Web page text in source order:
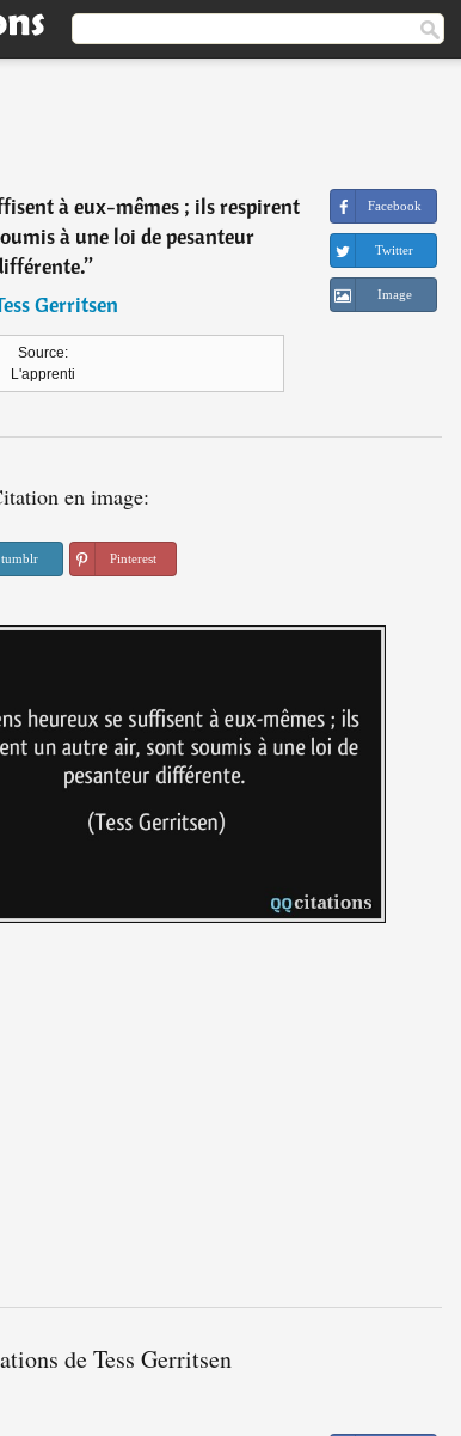
à eux-mêmes ; ils respirent
à une loi de pesanteur
”
Gerritsen
Source:
L'apprenti
Facebook
Twitter
Image
en image:
tumblr Pinterest
de Tess Gerritsen